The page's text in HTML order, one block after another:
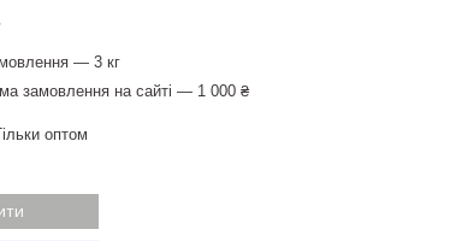
— 3 кг
замовлення на сайті — 1 000 ₴
оптом